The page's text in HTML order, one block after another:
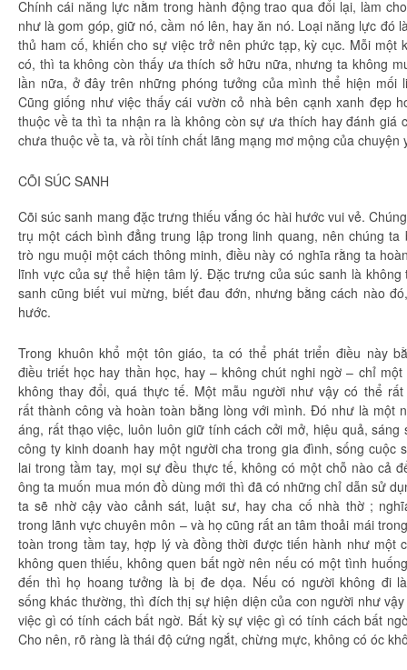
Chính cái năng lựcnằm trong hành động trao qua đổi lại, làm
như là gom góp, giữ nó, cầm nó lên, hay ăn nó. Loại năng lực đó
thủ ham cố, khiến cho sự việc trở nên phức tạp, kỳ cục. Mỗi một
có, thì ta không còn thấy ưa thích sở hữu nữa, nhưng ta không
lần nữa, ở đây trên những phóng tưởng của mìnhthể hiện mối
Cũng giống như việc thấy cái vườn cỏ nhà bên cạnh xanh đẹp
thuộc về ta thì ta nhận ra là không còn sự ưa thích hayđánh giá
chưa thuộc về ta, và rồi tính chất lãng mạng mơ mộng của chuyện
CÕI SÚC SANH
Cõisúc sanh mang đặc trưng thiếu vắng óc hài hước vui vẻ.
trụ một cách bình đẳng trung lậptrong linh quang, nênchúng ta
trò ngu muội mộtcách thông minh, điều này có nghĩa rằng ta
lĩnh vực củasự thể hiện tâm lý. Đặc trưng củasúc sanh là
sanh cũng biết vui mừng, biếtđau đớn, nhưng bằng cách nào
hước.
Trong khuôn khổ một tôn giáo, ta có thể phát triển điều này
điều triết học hay thần học, hay – không chút nghi ngờ – chỉ
không thay đổi, quá thực tế. Một mẫu người như vậy có thể
rất thành công và hoàn toàn bằng lòng với mình. Đó như là một
áng, rất thạo việc, luôn luôn giữ tính cách cởi mở, hiệu quả,sáng
công ty kinh doanh hay một người cha trong gia đình, sốngcuộc
lai trong tầm tay, mọi sự đều thực tế, không có một chỗ nào cả
ông ta muốn mua món đồ dùng mới thì đã có nhữngchỉ dẫn sử
ta sẽ nhờ cậy vào cảnh sát, luật sư, hay cha cố nhà thờ ;
trong lãnh vực chuyên môn – và họ cũng rấtan tâm thoải mái
toàn trong tầm tay, hợp lývàđồng thời được tiến hành như một
không quen thiếu, không quen bất ngờ nên nếu có một tình
đến thì họ hoang tưởng là bị đe dọa. Nếu có người không đi
sống khác thường, thì đích thị sự hiện diện của con người như
việc gì cótính cách bất ngờ. Bất kỳ sự việc gì cótính cách bất
Cho nên, rõ ràng là thái độ cứng ngắt, chừng mực, không có óc